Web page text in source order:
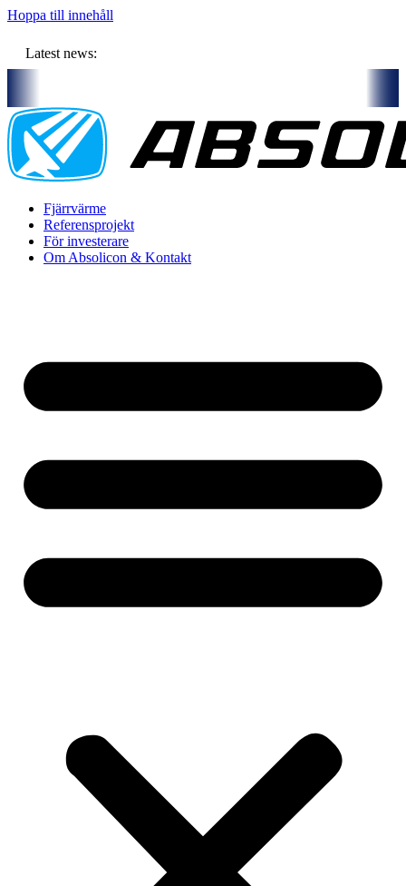
Hoppa till innehåll
Latest news:
Fjärrvärme
Referensprojekt
För investerare
Om Absolicon & Kontakt